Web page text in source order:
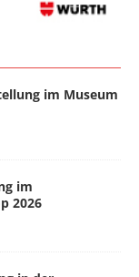
im Museum
im
2026